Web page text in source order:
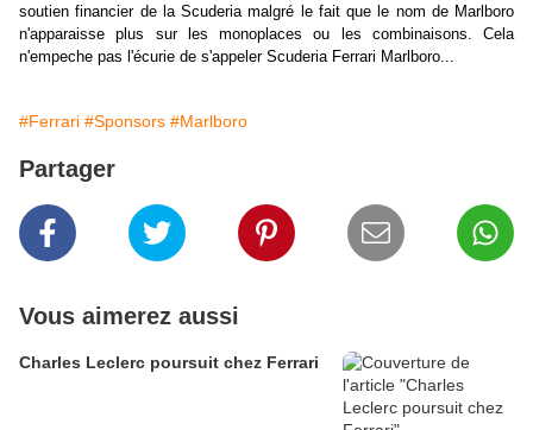
soutien financier de la Scuderia malgré le fait que le nom de Marlboro
n'apparaisse plus sur les monoplaces ou les combinaisons. Cela
n'empeche pas l'écurie de s'appeler Scuderia Ferrari Marlboro...
#Ferrari #Sponsors #Marlboro
Partager
Vous aimerez aussi
Charles Leclerc poursuit chez Ferrari